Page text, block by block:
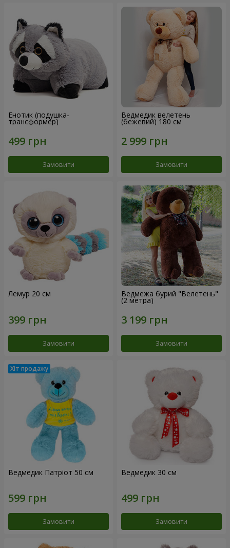
Енотик (подушка-
трансформер)
Замовити
Ведмедик велетень
(бежевий) 180 см
Замовити
Лемур 20 см
Замовити
Ведмежа бурий "Велетень"
(2 метра)
Замовити
Ведмедик Патріот 50 см
Замовити
Ведмедик 30 см
Замовити